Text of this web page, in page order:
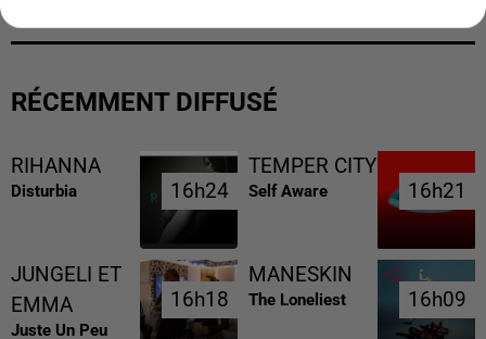
RÉCEMMENT DIFFUSÉ
RIHANNA
Disturbia 16h24
16h24
TEMPER CITY
Self Aware 16h21
16h21
JUNGELI ET
EMMA
Juste Un Peu
16h18
16h18
MANESKIN
The Loneliest 16h09
16h09